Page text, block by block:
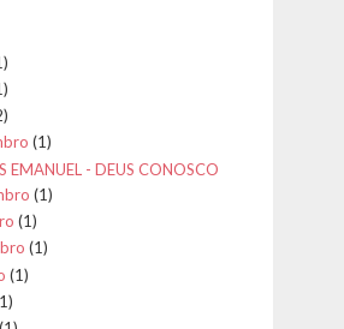
(1)
EMANUEL - DEUS CONOSCO
(1)
(1)
(1)
(1)